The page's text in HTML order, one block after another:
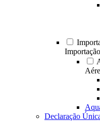
Importação
Declaração